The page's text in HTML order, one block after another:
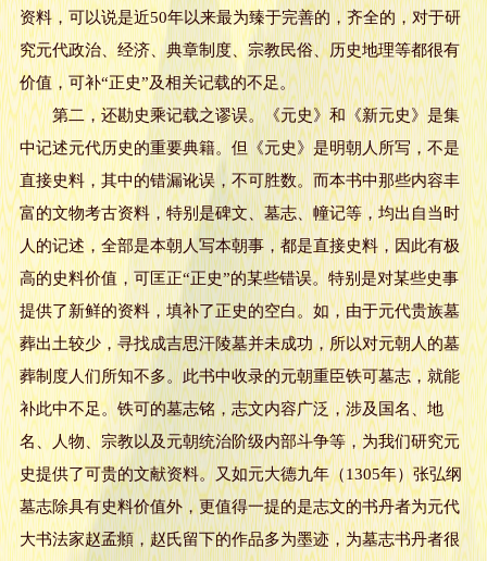
资料，可以说是近50年以来最为臻于完善的，齐全的，对于研
究元代政治、经济、典章制度、宗教民俗、历史地理等都很有
价值，可补“正史”及相关记载的不足。
第二，还勘史乘记载之谬误。《元史》和《新元史》是集
中记述元代历史的重要典籍。但《元史》是明朝人所写，不是
直接史料，其中的错漏讹误，不可胜数。而本书中那些内容丰
富的文物考古资料，特别是碑文、墓志、幢记等，均出自当时
人的记述，全部是本朝人写本朝事，都是直接史料，因此有极
高的史料价值，可匡正“正史”的某些错误。特别是对某些史事
提供了新鲜的资料，填补了正史的空白。如，由于元代贵族墓
葬出土较少，寻找成吉思汗陵墓并未成功，所以对元朝人的墓
葬制度人们所知不多。此书中收录的元朝重臣铁可墓志，就能
补此中不足。铁可的墓志铭，志文内容广泛，涉及国名、地
名、人物、宗教以及元朝统治阶级内部斗争等，为我们研究元
史提供了可贵的文献资料。又如元大德九年（1305年）张弘纲
墓志除具有史料价值外，更值得一提的是志文的书丹者为元代
大书法家赵孟頫，赵氏留下的作品多为墨迹，为墓志书丹者很